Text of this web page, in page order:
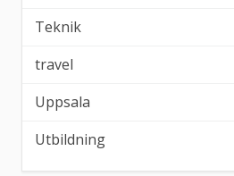
Teknik
travel
Uppsala
Utbildning